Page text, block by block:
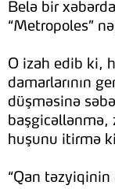
Belə bir
“Metropoles”
O izah edib ki,
damarlarının
düşməsinə
başgicəllənmə,
huşunu itirmə
“Qan təzyiqinin